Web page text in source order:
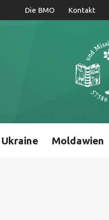
Die BMO Kontakt
Ukraine Moldawien